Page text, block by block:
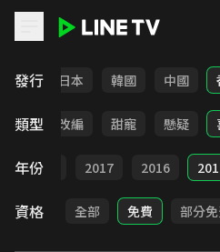
發行
台灣 日本 韓國 中國
類型
都會 改編 甜寵 懸疑
年份
2018 2017 2016
資格 全部 免費 部分